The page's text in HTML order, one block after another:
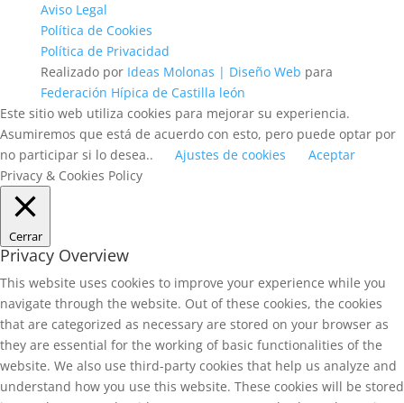
Aviso Legal
Política de Cookies
Política de Privacidad
Realizado por Ideas Molonas | Diseño Web para
Federación Hípica de Castilla león
Este sitio web utiliza cookies para mejorar su experiencia.
Asumiremos que está de acuerdo con esto, pero puede optar por
no participar si lo desea..
Ajustes de cookies
Aceptar
Privacy & Cookies Policy
Cerrar
Privacy Overview
This website uses cookies to improve your experience while you
navigate through the website. Out of these cookies, the cookies
that are categorized as necessary are stored on your browser as
they are essential for the working of basic functionalities of the
website. We also use third-party cookies that help us analyze and
understand how you use this website. These cookies will be stored